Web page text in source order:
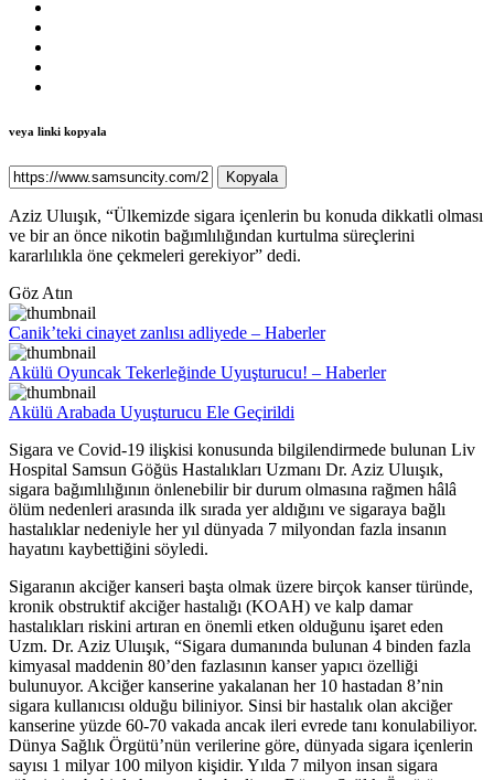
veya linki kopyala
Kopyala
Aziz Uluışık, “Ülkemizde sigara içenlerin bu konuda dikkatli olması
ve bir an önce nikotin bağımlılığından kurtulma süreçlerini
kararlılıkla öne çekmeleri gerekiyor” dedi.
Göz Atın
Canik’teki cinayet zanlısı adliyede – Haberler
Akülü Oyuncak Tekerleğinde Uyuşturucu! – Haberler
Akülü Arabada Uyuşturucu Ele Geçirildi
Sigara ve Covid-19 ilişkisi konusunda bilgilendirmede bulunan Liv
Hospital Samsun Göğüs Hastalıkları Uzmanı Dr. Aziz Uluışık,
sigara bağımlılığının önlenebilir bir durum olmasına rağmen hâlâ
ölüm nedenleri arasında ilk sırada yer aldığını ve sigaraya bağlı
hastalıklar nedeniyle her yıl dünyada 7 milyondan fazla insanın
hayatını kaybettiğini söyledi.
Sigaranın akciğer kanseri başta olmak üzere birçok kanser türünde,
kronik obstruktif akciğer hastalığı (KOAH) ve kalp damar
hastalıkları riskini artıran en önemli etken olduğunu işaret eden
Uzm. Dr. Aziz Uluışık, “Sigara dumanında bulunan 4 binden fazla
kimyasal maddenin 80’den fazlasının kanser yapıcı özelliği
bulunuyor. Akciğer kanserine yakalanan her 10 hastadan 8’nin
sigara kullanıcısı olduğu biliniyor. Sinsi bir hastalık olan akciğer
kanserine yüzde 60-70 vakada ancak ileri evrede tanı konulabiliyor.
Dünya Sağlık Örgütü’nün verilerine göre, dünyada sigara içenlerin
sayısı 1 milyar 100 milyon kişidir. Yılda 7 milyon insan sigara